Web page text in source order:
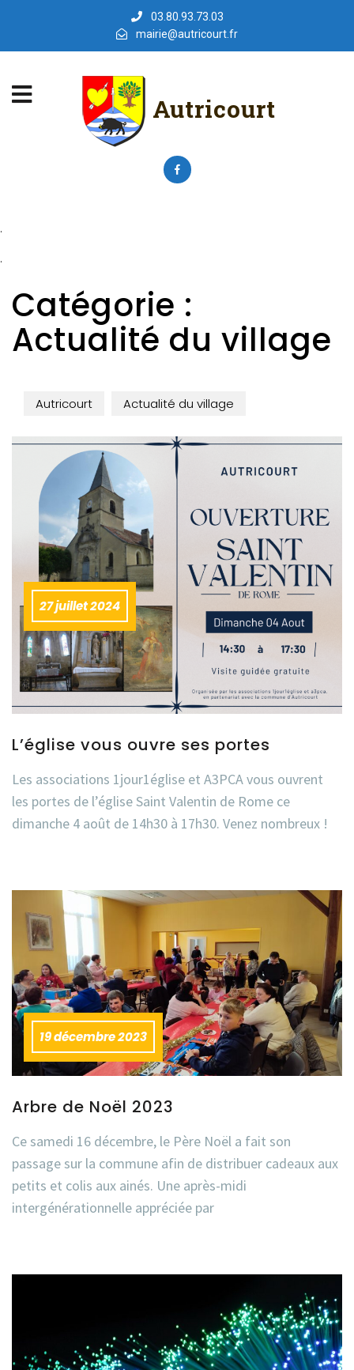
03.80.93.73.03
mairie@autricourt.fr
Autricourt
.
.
Catégorie :
Actualité du village
Autricourt Actualité du village
27 juillet 2024
L’église vous ouvre ses portes
Les associations 1jour1église et A3PCA vous ouvrent
les portes de l’église Saint Valentin de Rome ce
dimanche 4 août de 14h30 à 17h30. Venez nombreux !
19 décembre 2023
Arbre de Noël 2023
Ce samedi 16 décembre, le Père Noël a fait son
passage sur la commune afin de distribuer cadeaux aux
petits et colis aux ainés. Une après-midi
intergénérationnelle appréciée par